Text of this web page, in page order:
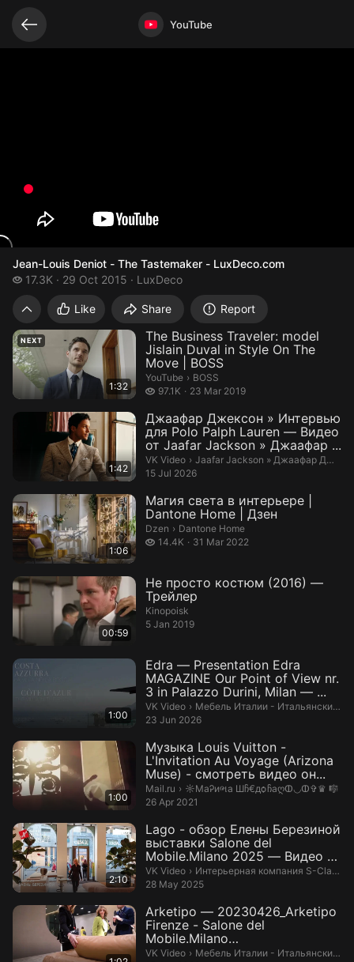
Video opened YouTube
Jean-Louis Deniot - The Tastemaker - LuxDeco.com
Jean-Louis Deniot - The Tastemaker -
17.3K
17.3 thousand views
29 Oct 2015 LuxDeco
Like Share Report
Related videos
NEXT
1:32
The Business Traveler: model
Jislain Duval in Style On The
Move | BOSS
YouTube › BOSS.
BOSS
97.1K
97.1 thousand views
23 Mar 2019
1:42
Джаафар Джексон » Интервью
для Polo Palph Lauren — Видео
от Jaafar Jackson » Джаафар ...
VK Video › Jaafar Jackson » Джаафар
Jaafar Jackson » Джаафар Джексон
15 Jul 2026
1:06
Магия света в интерьере |
Dantone Home | Дзен
Dzen › Dantone Home.
Dantone Home
14.4K
14.4 thousand views
31 Mar 2022
00:59
Не просто костюм (2016) —
Трейлер
Kinopoisk
5 Jan 2019
1:00
Edra — Presentation Edra
MAGAZINE Our Point of View nr.
3 in Palazzo Durini, Milan — ...
VK Video › Мебель Италии - Итальянские
Мебель Италии - Итальянские интерьеры ПроСтудио
23 Jun 2026
1:00
Музыка Louis Vuitton -
L'Invitation Au Voyage (Arizona
Muse) - смотреть видео он...
Mail.ru › ☼МаᎮиભа Шჩ€дѻჩаღↀ◡ↀ✞♛ 🎼.
☼МаᎮиભа Шჩ€дѻჩаღↀ◡ↀ✞♛ 🎼
26 Apr 2021
2:10
Lago - обзор Елены Березиной
выставки Salone del
Mobile.Milano 2025 — Видео от
Интерь...
VK Video › Интерьерная компания S-Classic.
Интерьерная компания S-Classic
28 May 2025
Arketipo — 20230426_Arketipo
Firenze - Salone del
Mobile.Milano
2023_8HZ_FtxNl3Y — Ви...
VK Video › Мебель Италии - Итальянские
Мебель Италии - Итальянские интерьеры ПроСтудио